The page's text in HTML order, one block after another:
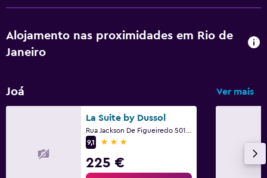
Alojamento nas proximidades em Rio de
Janeiro
Joá Ver mais
La Suite by Dussol
9,1
3 estrelas
225 €